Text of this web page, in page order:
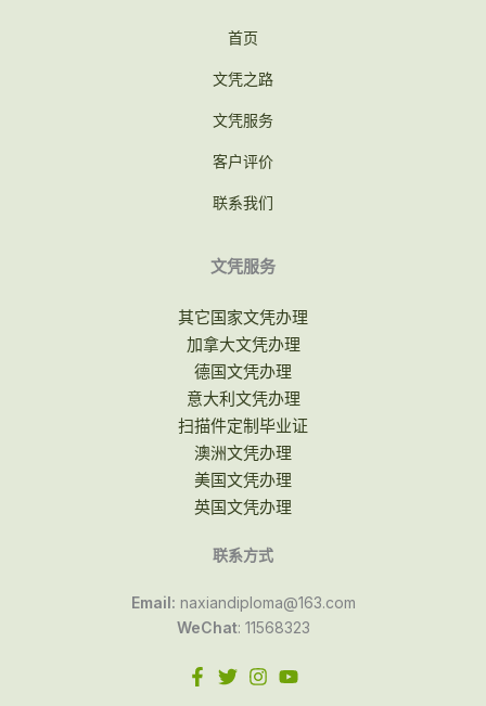
首页
文凭之路
文凭服务
客户评价
联系我们
文凭服务
其它国家文凭办理
加拿大文凭办理
德国文凭办理
意大利文凭办理
扫描件定制毕业证
澳洲文凭办理
美国文凭办理
英国文凭办理
联系方式
Email: naxiandiploma@163.com
WeChat: 11568323